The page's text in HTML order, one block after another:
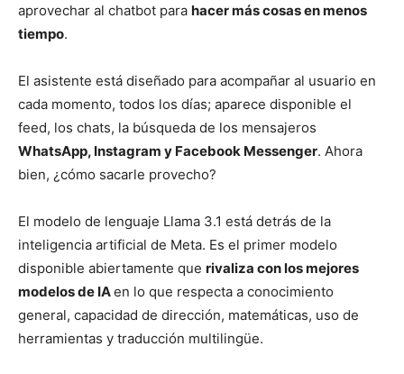
aprovechar al chatbot para hacer más cosas en menos
tiempo.
El asistente está diseñado para acompañar al usuario en
cada momento, todos los días; aparece disponible el
feed, los chats, la búsqueda de los mensajeros
WhatsApp, Instagram y Facebook Messenger. Ahora
bien, ¿cómo sacarle provecho?
El modelo de lenguaje Llama 3.1 está detrás de la
inteligencia artificial de Meta. Es el primer modelo
disponible abiertamente que rivaliza con los mejores
modelos de IAen lo que respecta a conocimiento
general, capacidad de dirección, matemáticas, uso de
herramientas y traducción multilingüe.